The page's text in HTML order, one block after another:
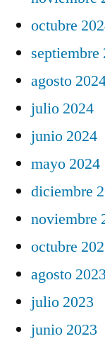
octubre
septiembre
agosto
julio 2024
junio 2024
mayo 2024
diciembre
noviembre
octubre
agosto 2023
julio 2023
junio 2023